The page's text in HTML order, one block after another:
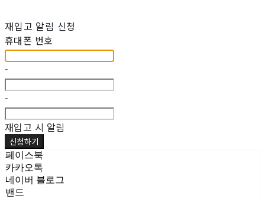
재입고 알림 신청
휴대폰 번호
-
-
재입고 시 알림
신청하기
페이스북
카카오톡
네이버 블로그
밴드